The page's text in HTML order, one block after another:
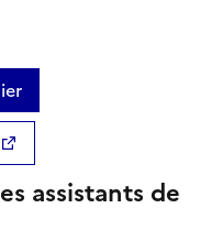
assistants de